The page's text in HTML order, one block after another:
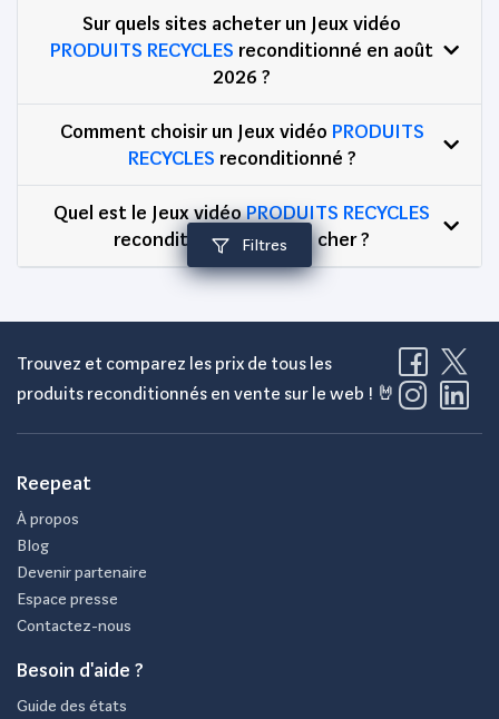
Filtres
Sur quels sites acheter un Jeux vidéo
PRODUITS RECYCLES reconditionné en août
2026 ?
Comment choisir un Jeux vidéo PRODUITS
RECYCLES reconditionné ?
Quel est le Jeux vidéoPRODUITS RECYCLES
reconditionné le moins cher ?
Trouvez et comparez les prix de tous les
produits reconditionnés en vente sur le web ! 🤘
Reepeat
À propos
Blog
Devenir partenaire
Espace presse
Contactez-nous
Besoin d'aide ?
Guide des états